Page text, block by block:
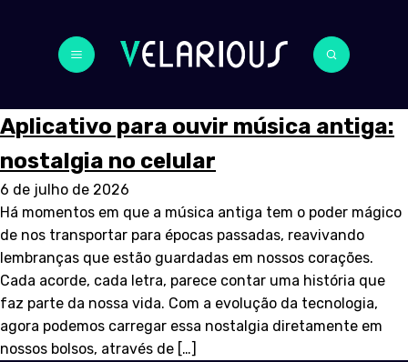
Aplicativo para ouvir música antiga:
nostalgia no celular
6 de julho de 2026
Há momentos em que a música antiga tem o poder mágico
de nos transportar para épocas passadas, reavivando
lembranças que estão guardadas em nossos corações.
Cada acorde, cada letra, parece contar uma história que
faz parte da nossa vida. Com a evolução da tecnologia,
agora podemos carregar essa nostalgia diretamente em
nossos bolsos, através de […]